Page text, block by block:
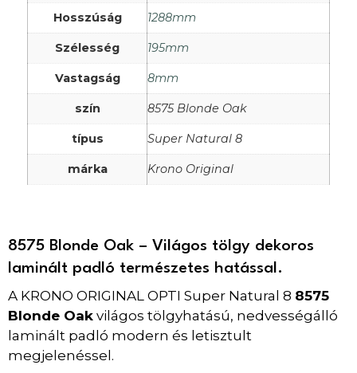
Hosszúság 1288mm
Szélesség 195mm
Vastagság 8mm
szín 8575 Blonde Oak
típus Super Natural 8
márka Krono Original
8575 Blonde Oak – Világos tölgy dekoros
laminált padló természetes hatással.
A KRONO ORIGINAL OPTI Super Natural 8 8575
Blonde Oak világos tölgyhatású, nedvességálló
laminált padló modern és letisztult
megjelenéssel.